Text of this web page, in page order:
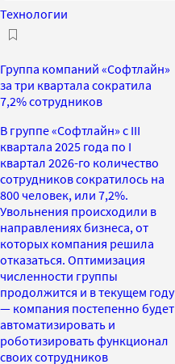
Технологии
Группа компаний «Софтлайн»
за три квартала сократила
7,2% сотрудников
В группе «Софтлайн» с III
квартала 2025 года по I
квартал 2026-го количество
сотрудников сократилось на
800 человек, или 7,2%.
Увольнения происходили в
направлениях бизнеса, от
которых компания решила
отказаться. Оптимизация
численности группы
продолжится и в текущем году
— компания постепенно будет
автоматизировать и
роботизировать функционал
своих сотрудников